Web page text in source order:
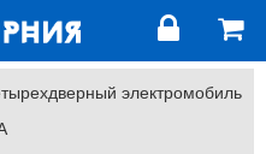
электромобиль